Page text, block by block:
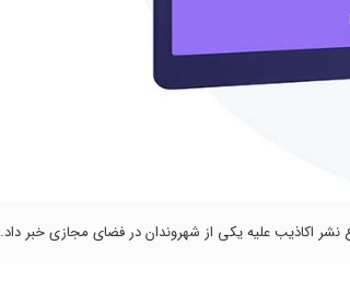
اکاذیب علیه یکی از شهروندان در فضای مجازی خبر داد.